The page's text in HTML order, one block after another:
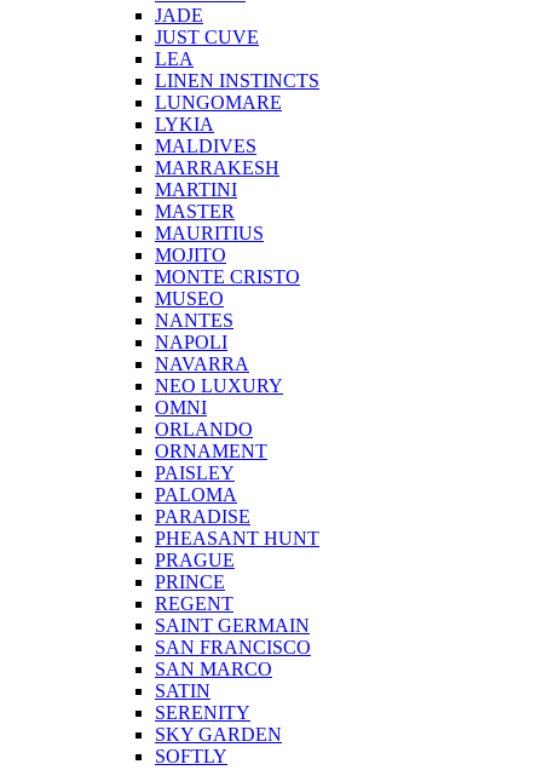
JADE
JUST CUVE
LEA
LINEN INSTINCTS
LUNGOMARE
LYKIA
MALDIVES
MARRAKESH
MARTINI
MASTER
MAURITIUS
MOJITO
MONTE CRISTO
MUSEO
NANTES
NAPOLI
NAVARRA
NEO LUXURY
OMNI
ORLANDO
ORNAMENT
PAISLEY
PALOMA
PARADISE
PHEASANT HUNT
PRAGUE
PRINCE
REGENT
SAINT GERMAIN
SAN FRANCISCO
SAN MARCO
SATIN
SERENITY
SKY GARDEN
SOFTLY